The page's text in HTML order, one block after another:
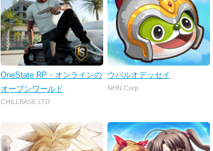
OneState RP・オンラインの
オープンワールド
CHILLBASE LTD
ウパルオデッセイ
NHN Corp